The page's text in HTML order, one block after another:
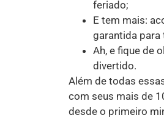
feriado;
E tem mais:
garantida para
Ah, e fique de
divertido.
Além de todas
com seus mais de
desde o primeiro